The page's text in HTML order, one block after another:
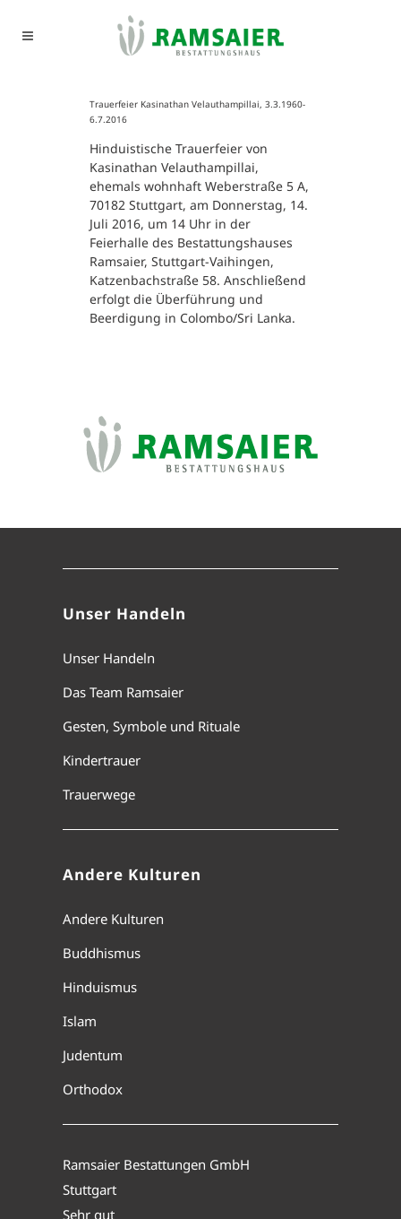
Trauerfeier Kasinathan Velauthampillai, 3.3.1960-
6.7.2016
Hinduistische Trauerfeier von
Kasinathan Velauthampillai,
ehemals wohnhaft Weberstraße 5 A,
70182 Stuttgart, am Donnerstag, 14.
Juli 2016, um 14 Uhr in der
Feierhalle des Bestattungshauses
Ramsaier, Stuttgart-Vaihingen,
Katzenbachstraße 58. Anschließend
erfolgt die Überführung und
Beerdigung in Colombo/Sri Lanka.
Unser Handeln
Unser Handeln
Das Team Ramsaier
Gesten, Symbole und Rituale
Kindertrauer
Trauerwege
Andere Kulturen
Andere Kulturen
Buddhismus
Hinduismus
Islam
Judentum
Orthodox
Ramsaier Bestattungen GmbH
Stuttgart
Sehr gut